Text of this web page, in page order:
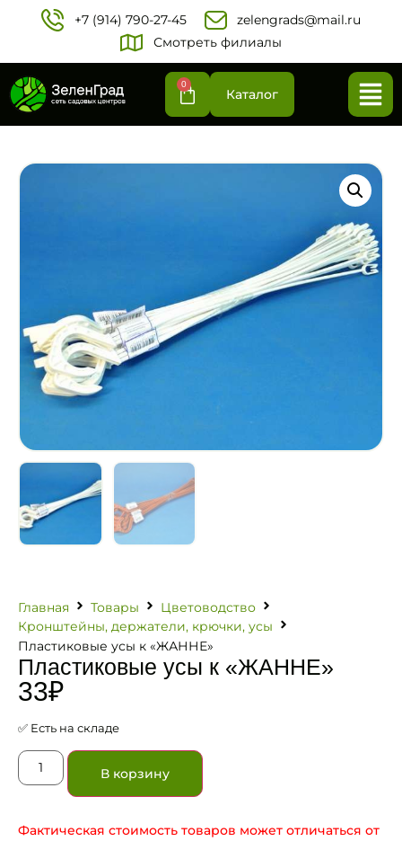
+7 (914) 790-27-45‬
zelengrads@mail.ru
Смотреть филиалы
0
Каталог
Главная Товары
Цветоводство
Кронштейны, держатели, крючки, усы
Пластиковые усы к «ЖАННЕ»
Пластиковые усы к «ЖАННЕ»
33₽
✅ Есть на складе
В корзину
Фактическая стоимость товаров может отличаться от